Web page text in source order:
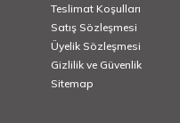
Teslimat Koşulları
Satış Sözleşmesi
Üyelik Sözleşmesi
Gizlilik ve Güvenlik
Sitemap